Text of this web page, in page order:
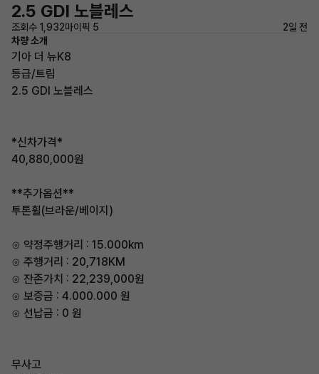
2.5 GDI 노블레스
조회수 1,932마이픽 5
2일 전
차량 소개
기아 더 뉴K8
등급/트림
2.5 GDI 노블레스
*신차가격*
40,880,000원
**추가옵션**
투톤휠(브라운/베이지)
⊙ 약정주행거리 : 15.000km
⊙ 주행거리 : 20,718KM
⊙ 잔존가치 : 22,239,000원
⊙ 보증금 : 4.000.000 원
⊙ 선납금 : 0 원
무사고